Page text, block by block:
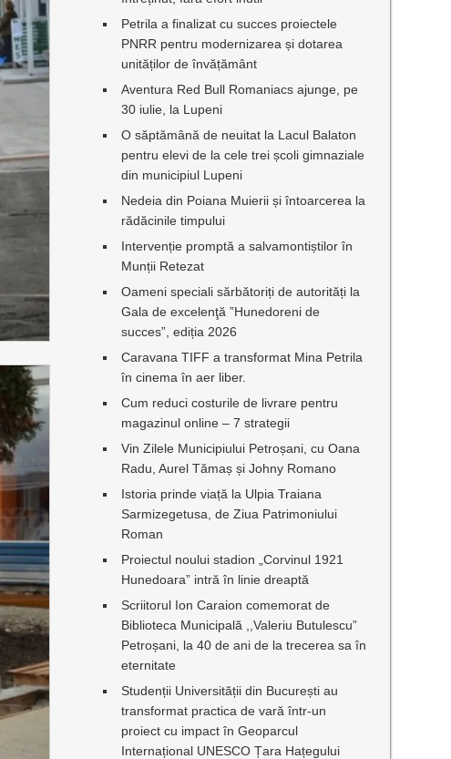
Petrila a finalizat cu succes proiectele
PNRR pentru modernizarea și dotarea
unităților de învățământ
Aventura Red Bull Romaniacs ajunge, pe
30 iulie, la Lupeni
O săptămână de neuitat la Lacul Balaton
pentru elevi de la cele trei școli gimnaziale
din municipiul Lupeni
Nedeia din Poiana Muierii și întoarcerea la
rădăcinile timpului
Intervenție promptă a salvamontiștilor în
Munții Retezat
Oameni speciali sărbătoriți de autorități la
Gala de excelenţă ”Hunedoreni de
succes”, ediția 2026
Caravana TIFF a transformat Mina Petrila
în cinema în aer liber.
Cum reduci costurile de livrare pentru
magazinul online – 7 strategii
Vin Zilele Municipiului Petroșani, cu Oana
Radu, Aurel Tămaș și Johny Romano
Istoria prinde viață la Ulpia Traiana
Sarmizegetusa, de Ziua Patrimoniului
Roman
Proiectul noului stadion „Corvinul 1921
Hunedoara” intră în linie dreaptă
Scriitorul Ion Caraion comemorat de
Biblioteca Municipală ,,Valeriu Butulescu”
Petroșani, la 40 de ani de la trecerea sa în
eternitate
Studenții Universității din București au
transformat practica de vară într-un
proiect cu impact în Geoparcul
Internațional UNESCO Țara Hațegului